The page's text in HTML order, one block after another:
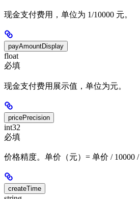
现金支付费用，单位为 1/10000 元。
payAmountDisplay
float
必填
现金支付费用展示值，单位为元。
pricePrecision
int32
必填
价格精度。单价（元）= 单价 / 10000 /
createTime